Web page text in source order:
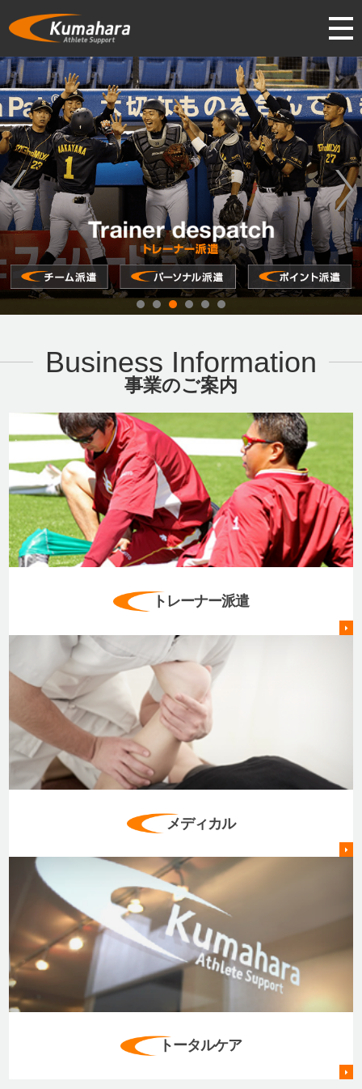
Business Information
事業のご案内
トレーナー派遣
メディカル
トータルケア